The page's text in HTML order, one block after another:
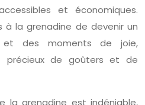
et économiques.
la grenadine de devenir un
et des moments de joie,
précieux de goûters et de
la grenadine est indéniable,